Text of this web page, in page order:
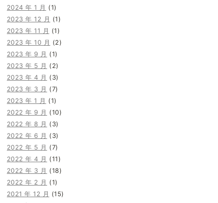
2024 年 1 月 (1)
2023 年 12 月 (1)
2023 年 11 月 (1)
2023 年 10 月 (2)
2023 年 9 月 (1)
2023 年 5 月 (2)
2023 年 4 月 (3)
2023 年 3 月 (7)
2023 年 1 月 (1)
2022 年 9 月 (10)
2022 年 8 月 (3)
2022 年 6 月 (3)
2022 年 5 月 (7)
2022 年 4 月 (11)
2022 年 3 月 (18)
2022 年 2 月 (1)
2021 年 12 月 (15)